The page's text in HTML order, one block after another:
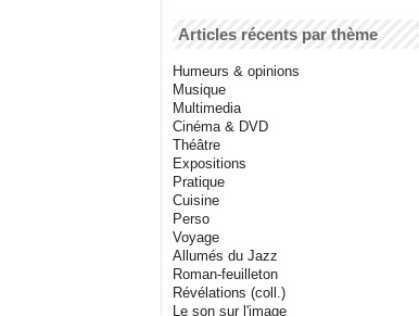
Articles récents par thème
Humeurs & opinions
Musique
Multimedia
Cinéma & DVD
Théâtre
Expositions
Pratique
Cuisine
Perso
Voyage
Allumés du Jazz
Roman-feuilleton
Révélations (coll.)
Le son sur l'image